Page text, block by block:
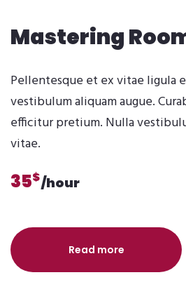
Mastering
Pellentesque et ex vitae ligula
vestibulum aliquam augue.
efficitur pretium. Nulla
vitae.
35$/hour
Read more